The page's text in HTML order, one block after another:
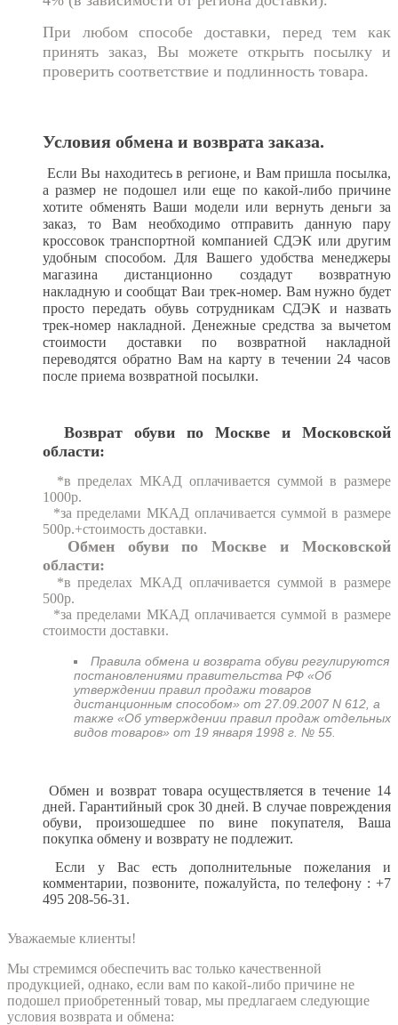
При любом способе доставки, перед тем как
принять заказ, Вы можете открыть посылку и
проверить соответствие и подлинность товара.
Условия обмена и возврата заказа.
Если Вы находитесь в регионе, и Вам пришла посылка,
а размер не подошел или еще по какой-либо причине
хотите обменять Ваши модели или вернуть деньги за
заказ, то Вам необходимо отправить данную пару
кроссовок транспортной компанией СДЭК или другим
удобным способом. Для Вашего удобства менеджеры
магазина дистанционно создадут возвратную
накладную и сообщат Ваи трек-номер. Вам нужно будет
просто передать обувь сотрудникам СДЭК и назвать
трек-номер накладной. Денежные средства за вычетом
стоимости доставки по возвратной накладной
переводятся обратно Вам на карту в течении 24 часов
после приема возвратной посылки.
Возврат обуви по Москве и Московской
области:
*в пределах МКАД оплачивается суммой в размере
1000р.
*за пределами МКАД оплачивается суммой в размере
500р.+стоимость доставки.
Обмен обуви по Москве и Московской
области:
*в пределах МКАД оплачивается суммой в размере
500р.
*за пределами МКАД оплачивается суммой в размере
стоимости доставки.
Правила обмена и возврата обуви регулируются
постановлениями правительства РФ «Об
утверждении правил продажи товаров
дистанционным способом» от 27.09.2007 N 612, а
также «Об утверждении правил продаж отдельных
видов товаров» от 19 января 1998 г. № 55.
Обмен и возврат товара осуществляется в течение 14
дней. Гарантийный срок 30 дней. В случае повреждения
обуви, произошедшее по вине покупателя, Ваша
покупка обмену и возврату не подлежит.
Если у Вас есть дополнительные пожелания и
комментарии, позвоните, пожалуйста, по телефону : +7
495 208-56-31.
Уважаемые клиенты!
Мы стремимся обеспечить вас только качественной
продукцией, однако, если вам по какой-либо причине не
подошел приобретенный товар, мы предлагаем следующие
условия возврата и обмена: